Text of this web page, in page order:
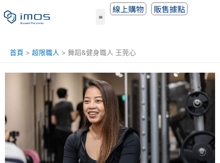
至
線上購物 販售據點
首頁 超限職人 舞蹈&健身職⼈ 王莞⼼